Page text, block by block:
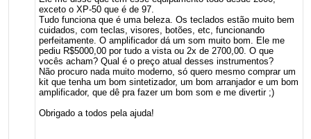
exceto o XP-50 que é de 97.
Tudo funciona que é uma beleza. Os teclados estão muito bem
cuidados, com teclas, visores, botões, etc, funcionando
perfeitamente. O amplificador dá um som muito bom. Ele me
pediu R$5000,00 por tudo a vista ou 2x de 2700,00. O que
vocês acham? Qual é o preço atual desses instrumentos?
Não procuro nada muito moderno, só quero mesmo comprar um
kit que tenha um bom sintetizador, um bom arranjador e um bom
amplificador, que dê pra fazer um bom som e me divertir ;)
Obrigado a todos pela ajuda!